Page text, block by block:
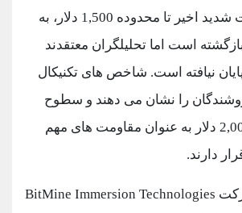
پس از افت شدید اخیر تا محدوده 1,500 دلار، به
دلار بازگشته است اما تحلیلگران معتقدند
نیافته است. شاخص های تکنیکال
را نشان می دهند و سطوح
1,715، 1,900 و 2,000 دلار به عنوان مقاومت های مهم
دارند.
در همین حال، شرکت BitMine Immersion Technologies
09304891085
شروع گفتگو
@Armteam_admin_103
فروش)